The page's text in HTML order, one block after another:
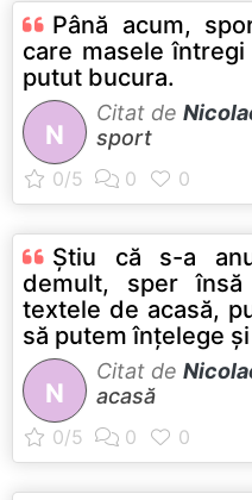
Până acum,
care masele
putut bucura.
N
Citat de
sport
Ştiu că s-a
demult, sper
textele de acasă,
să putem înţelege
N
Citat de
acasă